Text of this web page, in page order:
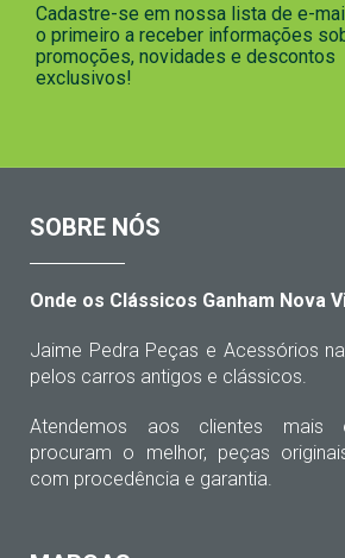
Cadastre-se em nossa lista de e-
o primeiro a receber informações
promoções, novidades e descontos
exclusivos!
SOBRE NÓS
Onde os Clássicos Ganham Nova
Jaime Pedra Peças e Acessórios
pelos carros antigos e clássicos.
Atendemos aos clientes mais
procuram o melhor, peças
com procedência e garantia.